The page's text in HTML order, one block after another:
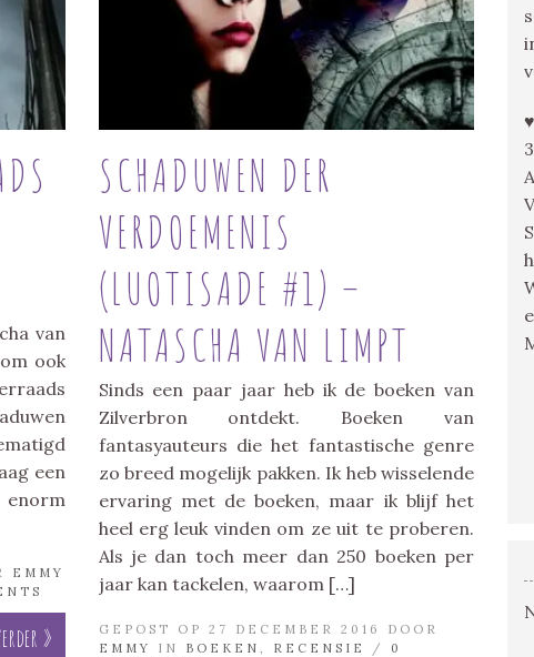
van
ook
een
enorm
EMMY
»
SCHADUWEN DER
VERDOEMENIS
(LUOTISADE #1) –
NATASCHA VAN LIMPT
Sinds een paar jaar heb ik de boeken van
Zilverbron ontdekt. Boeken van
fantasyauteurs die het fantastische genre
zo breed mogelijk pakken. Ik heb wisselende
ervaring met de boeken, maar ik blijf het
heel erg leuk vinden om ze uit te proberen.
Als je dan toch meer dan 250 boeken per
jaar kan tackelen, waarom […]
GEPOST OP 27 DECEMBER 2016 DOOR
EMMY
IN BOEKEN , RECENSIE /
0
♥